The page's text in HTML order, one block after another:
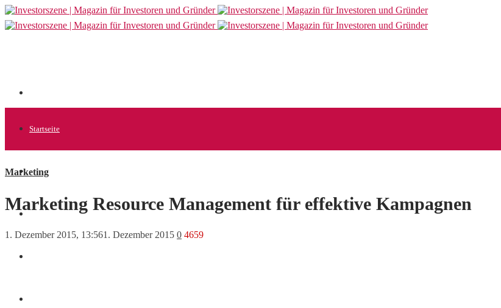
Startseite
Allgemein
Marketing
Marketing Resource Management für effektive Kampagnen
1. Dezember 2015, 13:561. Dezember 2015 0 4659